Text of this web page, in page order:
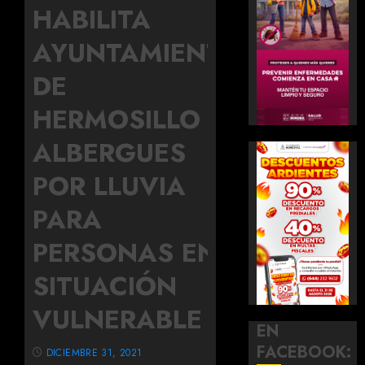
HABILITA
AYUNTAMIENTO
DE
HERMOSILLO
ALBERGUES
POR LLUVIA
PARA
PERSONAS EN
SITUACIÓN
VULNERABLE
DICIEMBRE 31, 2021
EN
FACEBOOK: